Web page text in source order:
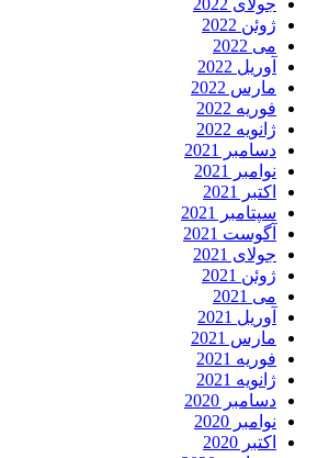
جولای 2022
ژوئن 2022
می 2022
آوریل 2022
مارس 2022
فوریه 2022
ژانویه 2022
دسامبر 2021
نوامبر 2021
اکتبر 2021
سپتامبر 2021
آگوست 2021
جولای 2021
ژوئن 2021
می 2021
آوریل 2021
مارس 2021
فوریه 2021
ژانویه 2021
دسامبر 2020
نوامبر 2020
اکتبر 2020